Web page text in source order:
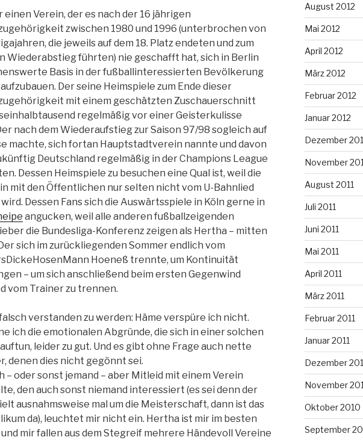
einen Verein, der es nach der 16 jährigen
zwischen 1980 und 1996 (unterbrochen von
die jeweils auf dem 18. Platz endeten und zum
Wiederabstieg führten) nie geschafft hat, sich in Berlin
Basis in der fußballinteressierten Bevölkerung
Der seine Heimspiele zum Ende dieser
mit einem geschätzten Zuschauerschnitt
regelmäßig vor einer Geisterkulisse
nach dem Wiederaufstieg zur Saison 97/98 sogleich auf
machte, sich fortan Hauptstadtverein nannte und davon
Deutschland regelmäßig in der Champions League
Dessen Heimspiele zu besuchen eine Qual ist, weil die
mit den Öffentlichen nur selten nicht vom U-Bahnlied
Dessen Fans sich die Auswärtsspiele in Köln gerne in
angucken, weil alle anderen fußballzeigenden
die Bundesliga-Konferenz zeigen als Hertha – mitten
sich im zurückliegenden Sommer endlich vom
Hoeneß trennte, um Kontinuität
– um sich anschließend beim ersten Gegenwind
vom Trainer zu trennen.
verstanden zu werden: Häme verspüre ich nicht.
ich die emotionalen Abgründe, die sich in einer solchen
leider zu gut. Und es gibt ohne Frage auch nette
denen dies nicht gegönnt sei.
– oder sonst jemand – aber Mitleid mit einem Verein
den auch sonst niemand interessiert (es sei denn der
ausnahmsweise mal um die Meisterschaft, dann ist das
da), leuchtet mir nicht ein. Hertha ist mir im besten
und mir fallen aus dem Stegreif mehrere Händevoll Vereine
August 2012
Mai 2012
April 2012
März 2012
Februar 2012
Januar 2012
Dezember
November
August 2011
Juli 2011
Juni 2011
Mai 2011
April 2011
März 2011
Februar 2011
Januar 2011
Dezember
November
Oktober 2010
September